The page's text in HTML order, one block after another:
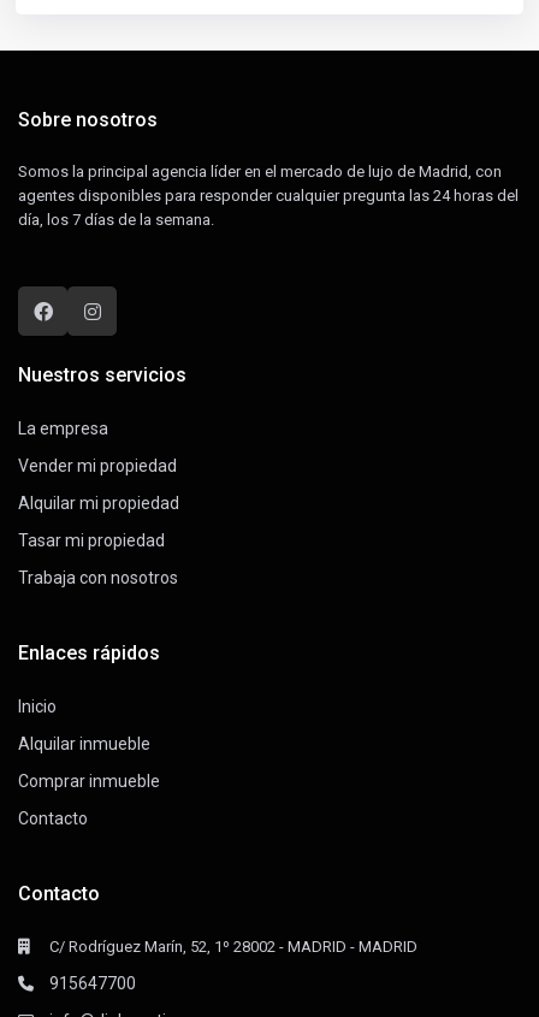
Sobre nosotros
Somos la principal agencia líder en el mercado de lujo de Madrid, con
agentes disponibles para responder cualquier pregunta las 24 horas del
día, los 7 días de la semana.
Nuestros servicios
La empresa
Vender mi propiedad
Alquilar mi propiedad
Tasar mi propiedad
Trabaja con nosotros
Enlaces rápidos
Inicio
Alquilar inmueble
Comprar inmueble
Contacto
Contacto
C/ Rodríguez Marín, 52, 1º 28002 - MADRID - MADRID
915647700